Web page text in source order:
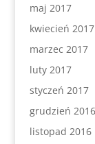
maj 2017
kwiecień 2017
marzec 2017
luty 2017
styczeń 2017
grudzień 2016
listopad 2016